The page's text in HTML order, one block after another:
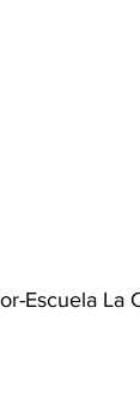
Escuela La